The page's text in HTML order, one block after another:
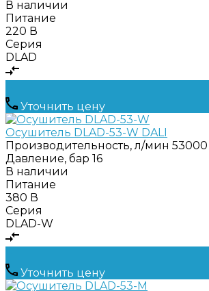
В наличии
Питание
220 В
Серия
DLAD
Уточнить цену
Осушитель DLAD-53-W DALI
Производительность, л/мин 53000
Давление, бар 16
В наличии
Питание
380 В
Серия
DLAD-W
Уточнить цену